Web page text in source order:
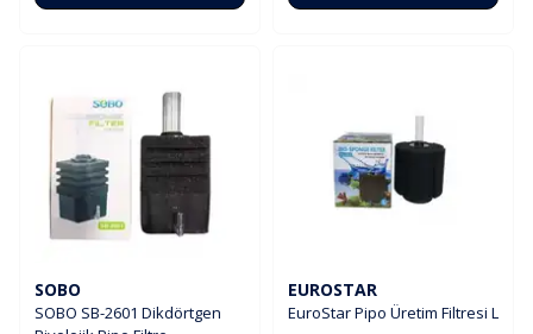
SOBO
SOBO SB-2601 Dikdörtgen
EUROSTAR
EuroStar Pipo Üretim Filtresi L